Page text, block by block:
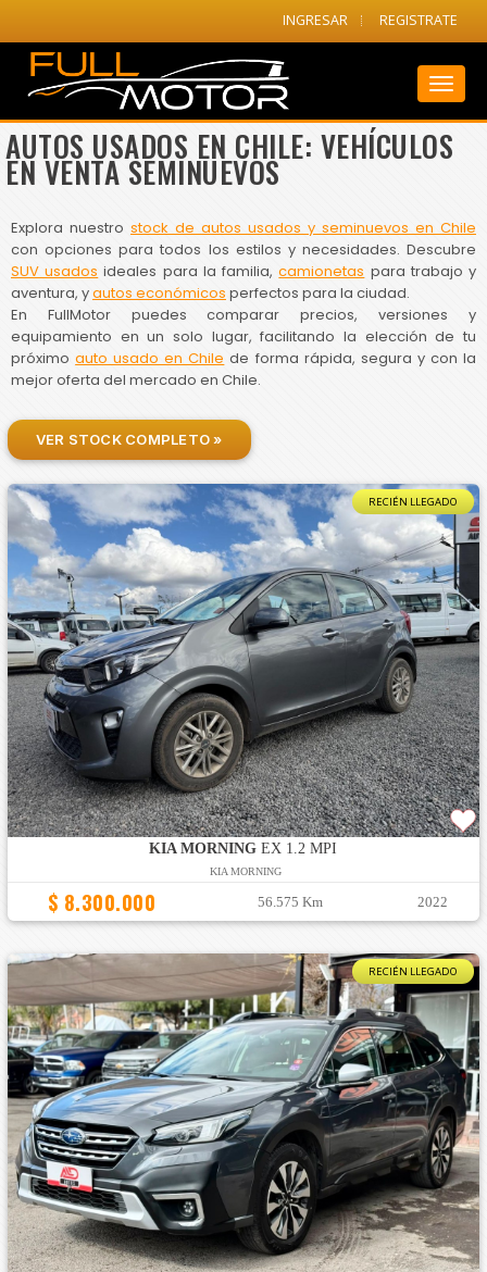
INGRESAR REGISTRATE
AUTOS USADOS EN CHILE: VEHÍCULOS
EN VENTA SEMINUEVOS
Explora nuestro stock de autos usados y seminuevos en Chile
con opciones para todos los estilos y necesidades. Descubre
SUV usados ideales para la familia,camionetas para trabajo y
aventura, yautos económicos perfectos para la ciudad.
En FullMotor puedes comparar precios, versiones y
equipamiento en un solo lugar, facilitando la elección de tu
próximoauto usado en Chile de forma rápida, segura y con la
mejor oferta del mercado en Chile.
VER STOCK COMPLETO »
RECIÉN LLEGADO
KIA MORNING EX 1.2 MPI
KIA MORNING
$ 8.300.000 56.575 Km 2022
RECIÉN LLEGADO